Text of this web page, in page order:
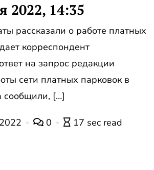
2022, 14:35
рассказали о работе платных
корреспондент
на запрос редакции
сети платных парковок в
сообщили, […]
0 17 sec read